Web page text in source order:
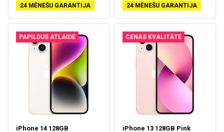
24 MĒNEŠU GARANTIJA
24 MĒNEŠU GARANTIJA
PAPILDUS ATLAIDE
iPhone 14 128GB
CENAS KVALITĀTE
iPhone 13 128GB Pink